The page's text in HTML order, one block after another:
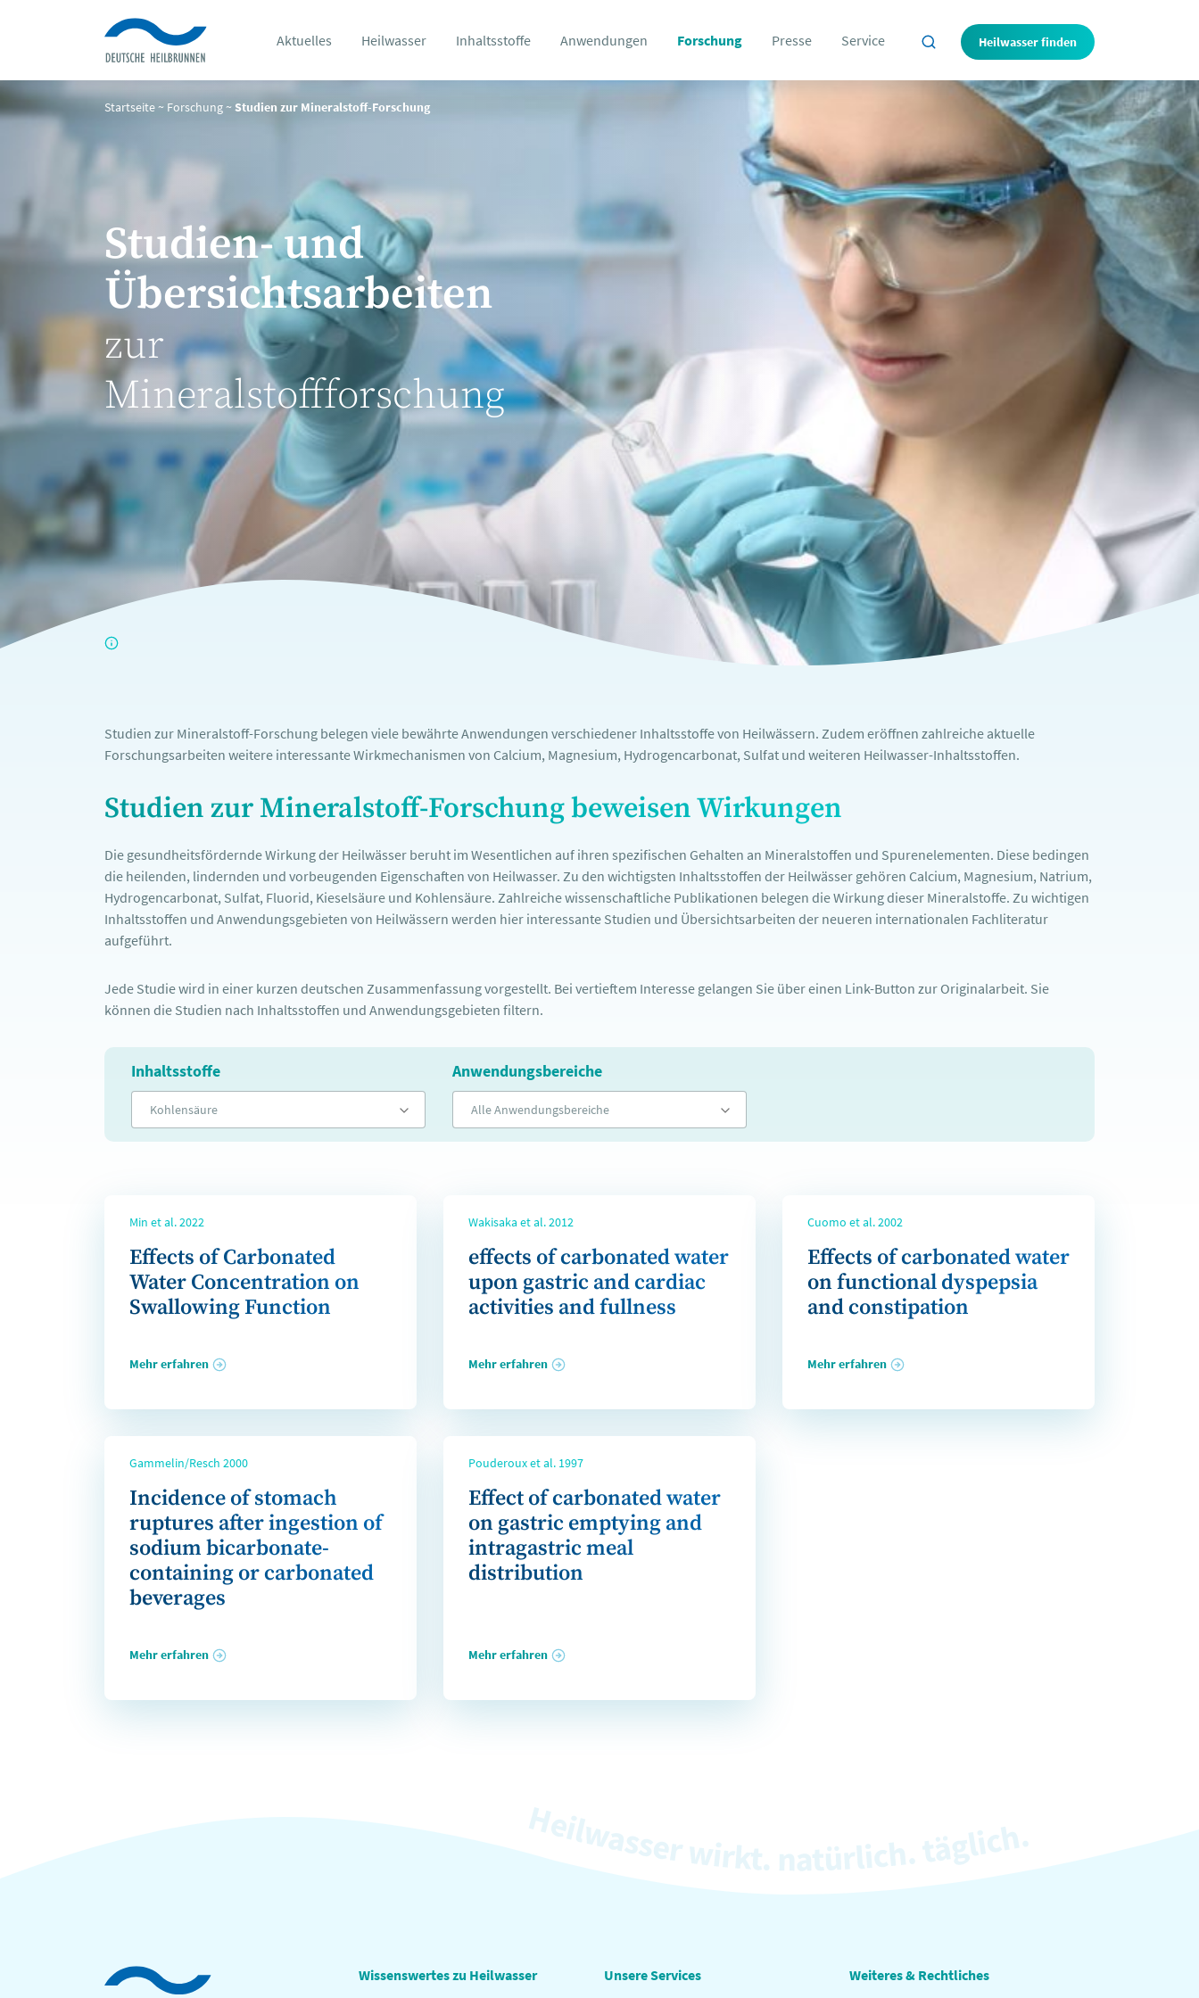
Aktuelles Heilwasser Inhaltsstoffe Anwendungen Forschung Presse Service Heilwasser finden
Startseite~ Forschung~Studien zur Mineralstoff-Forschung
Studien- und
Übersichtsarbeiten
zur
Mineralstoffforschung
Studien zur Mineralstoff-Forschung belegen viele bewährte Anwendungen verschiedener Inhaltsstoffe von Heilwässern. Zudem eröffnen zahlreiche aktuelle
Forschungsarbeiten weitere interessante Wirkmechanismen von Calcium, Magnesium, Hydrogencarbonat, Sulfat und weiteren Heilwasser-Inhaltsstoffen.
Studien zur Mineralstoff-Forschung beweisen Wirkungen
Die gesundheitsfördernde Wirkung der Heilwässer beruht im Wesentlichen auf ihren spezifischen Gehalten an Mineralstoffen und Spurenelementen. Diese bedingen
die heilenden, lindernden und vorbeugenden Eigenschaften von Heilwasser. Zu den wichtigsten Inhaltsstoffen der Heilwässer gehören Calcium, Magnesium, Natrium,
Hydrogencarbonat, Sulfat, Fluorid, Kieselsäure und Kohlensäure. Zahlreiche wissenschaftliche Publikationen belegen die Wirkung dieser Mineralstoffe. Zu wichtigen
Inhaltsstoffen und Anwendungsgebieten von Heilwässern werden hier interessante Studien und Übersichtsarbeiten der neueren internationalen Fachliteratur
aufgeführt.
Jede Studie wird in einer kurzen deutschen Zusammenfassung vorgestellt. Bei vertieftem Interesse gelangen Sie über einen Link-Button zur Originalarbeit. Sie
können die Studien nach Inhaltsstoffen und Anwendungsgebieten filtern.
Inhaltsstoffe
Kohlensäure
Anwendungsbereiche
Alle Anwendungsbereiche
Min et al. 2022
Effects of Carbonated
Water Concentration on
Swallowing Function
Mehr erfahren
Wakisaka et al. 2012
effects of carbonated water
upon gastric and cardiac
activities and fullness
Mehr erfahren
Cuomo et al. 2002
Effects of carbonated water
on functional dyspepsia
and constipation
Mehr erfahren
Gammelin/Resch 2000
Incidence of stomach
ruptures after ingestion of
sodium bicarbonate-
containing or carbonated
beverages
Mehr erfahren
Pouderoux et al. 1997
Effect of carbonated water
on gastric emptying and
intragastric meal
distribution
Mehr erfahren
Wissenswertes zu Heilwasser Unsere Services Weiteres & Rechtliches